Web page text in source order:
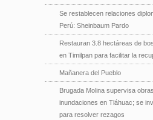
Se restablecen relaciones
Perú: Sheinbaum Pardo
Restauran 3.8 hectáreas de
en Timilpan para facilitar la
Mañanera del Pueblo
Brugada Molina supervisa
inundaciones en Tláhuac; se
para resolver rezagos